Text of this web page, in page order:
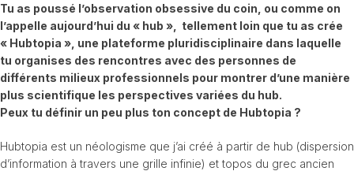
Tu as poussé l’observation obsessive du coin, ou comme on
l’appelle aujourd’hui du « hub », tellement loin que tu as crée
« Hubtopia », une plateforme pluridisciplinaire dans laquelle
tu organises des rencontres avec des personnes de
différents milieux professionnels pour montrer d’une manière
plus scientifique les perspectives variées du hub.
Peux tu définir un peu plus ton concept de Hubtopia ?
Hubtopia est un néologisme que j’ai créé à partir de hub (dispersion
d’information à travers une grille infinie) et topos du grec ancien